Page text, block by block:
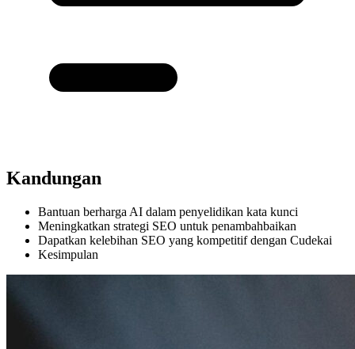
Kandungan
Bantuan berharga AI dalam penyelidikan kata kunci
Meningkatkan strategi SEO untuk penambahbaikan
Dapatkan kelebihan SEO yang kompetitif dengan Cudekai
Kesimpulan